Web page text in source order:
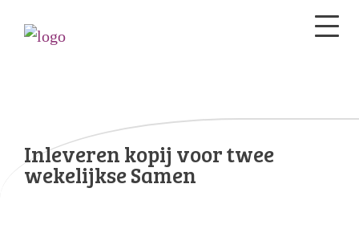
Inleveren kopij voor twee
wekelijkse Samen